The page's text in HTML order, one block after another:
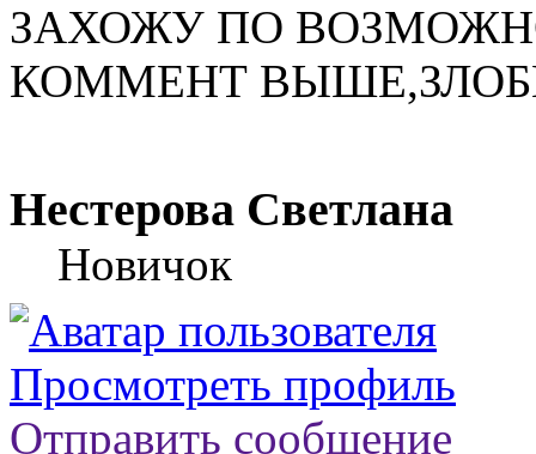
ЗАХОЖУ ПО
КОММЕНТ
Нестерова Светлана
Новичок
Просмотреть профиль
Отправить сообщение